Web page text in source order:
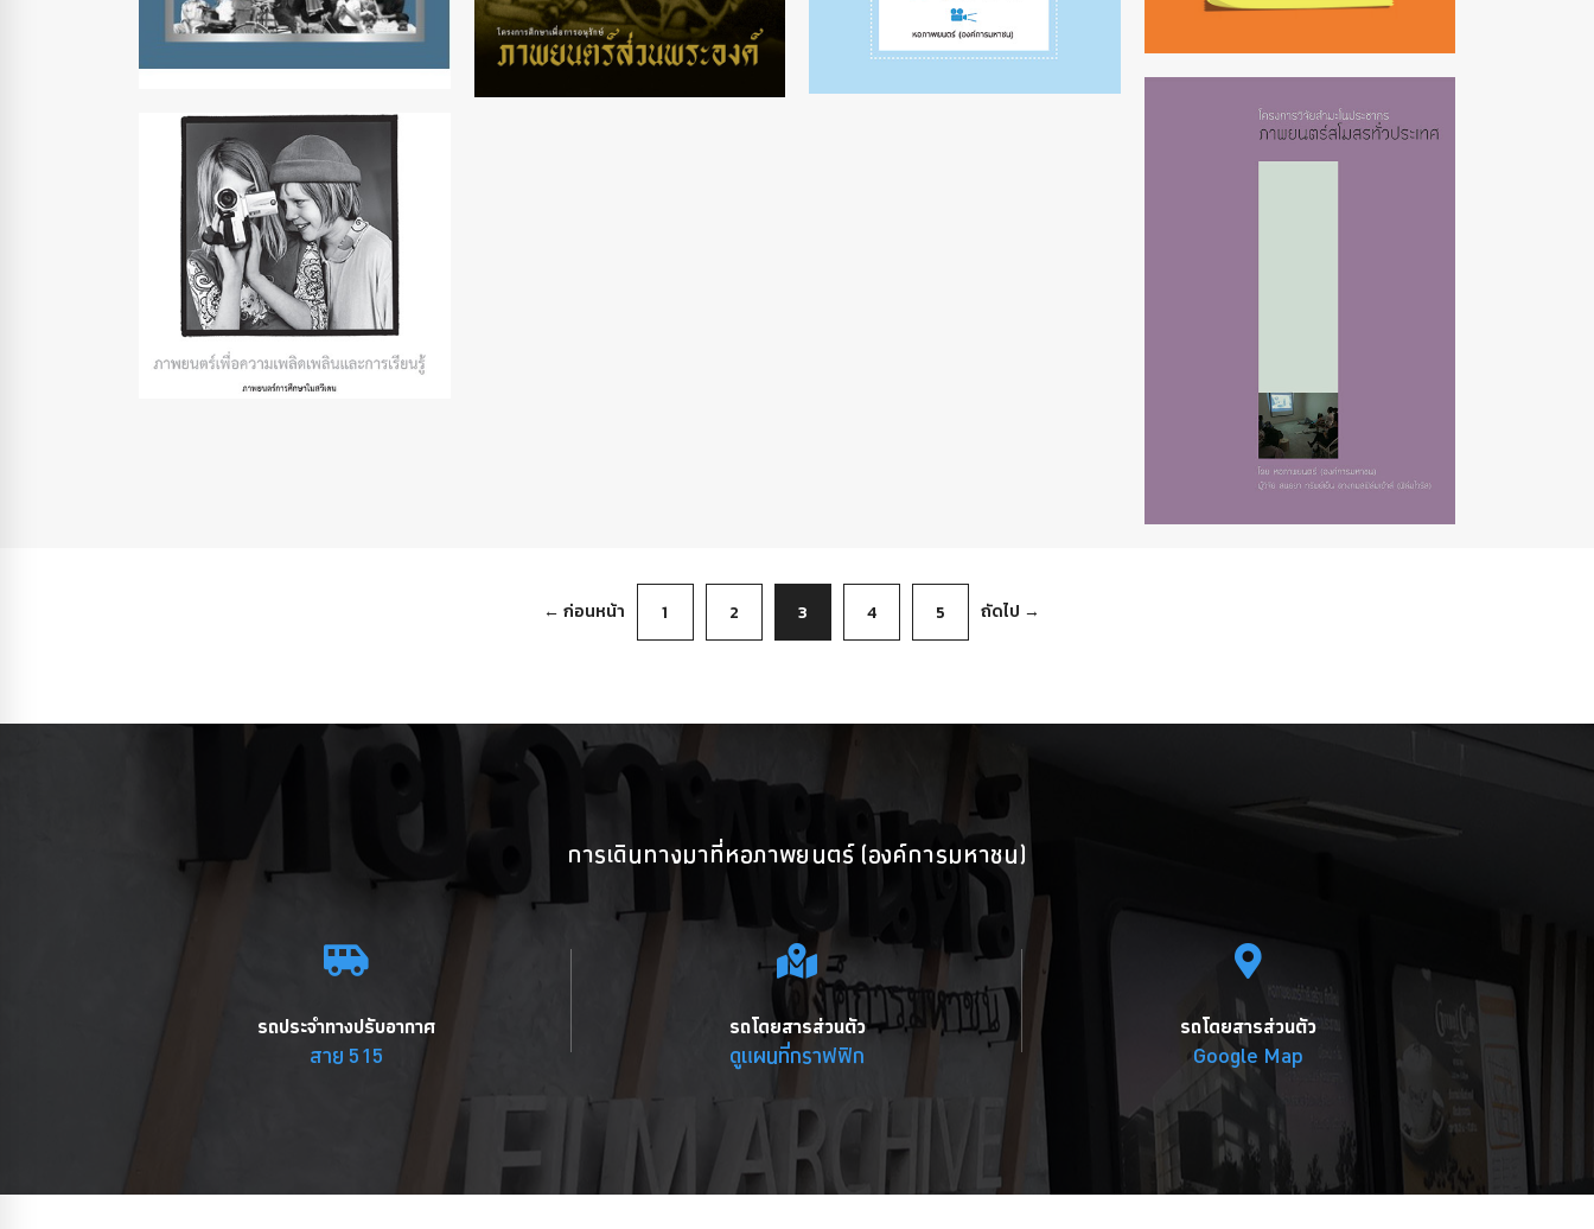
← ก่อนหน้า 1 2 3 4 5 ถัดไป →
การเดินทางมาที่หอภาพยนตร์ (องค์การมหาชน)
รถประจำทางปรับอากาศ
สาย 515
รถโดยสารส่วนตัว
ดูแผนที่กราฟฟิก
รถโดยสารส่วนตัว
Google Map